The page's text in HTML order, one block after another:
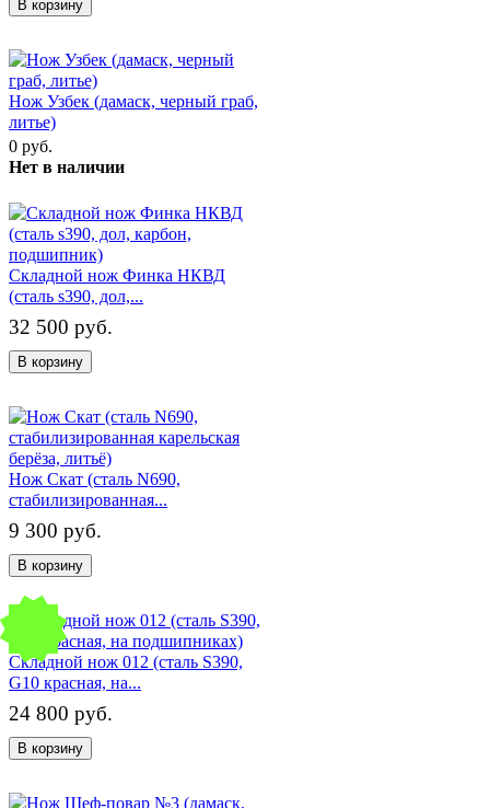
В корзину
Нож Узбек (дамаск, черный граб,
литье)
0 руб.
Нет в наличии
Складной нож Финка НКВД
(сталь s390, дол,...
32 500 руб.
В корзину
Нож Скат (сталь N690,
стабилизированная...
9 300 руб.
В корзину
Складной нож 012 (сталь S390,
G10 красная, на...
24 800 руб.
В корзину